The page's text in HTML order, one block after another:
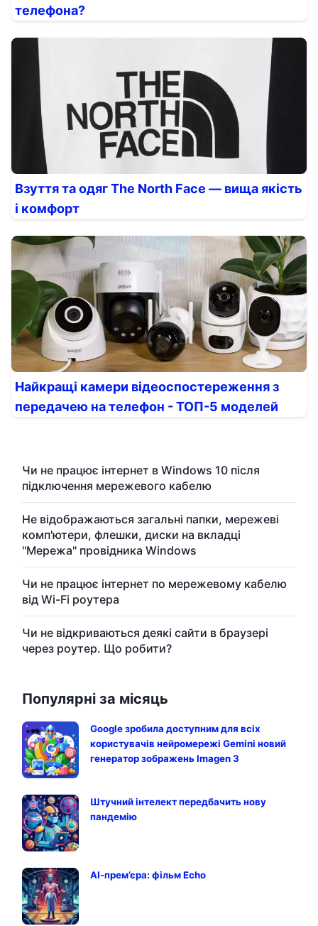
телефона?
Взуття та одяг The North Face — вища якість
і комфорт
Найкращі камери відеоспостереження з
передачею на телефон - ТОП-5 моделей
Чи не працює інтернет в Windows 10 після
підключення мережевого кабелю
Не відображаються загальні папки, мережеві
комп'ютери, флешки, диски на вкладці
"Мережа" провідника Windows
Чи не працює інтернет по мережевому кабелю
від Wi-Fi роутера
Чи не відкриваються деякі сайти в браузері
через роутер. Що робити?
Популярні за місяць
Google зробила доступним для всіх
користувачів нейромережі Gemini новий
генератор зображень Imagen 3
Штучний інтелект передбачить нову
пандемію
АІ-прем’єра: фільм Echo